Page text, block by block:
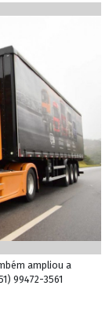
ampliou a
99472-3561